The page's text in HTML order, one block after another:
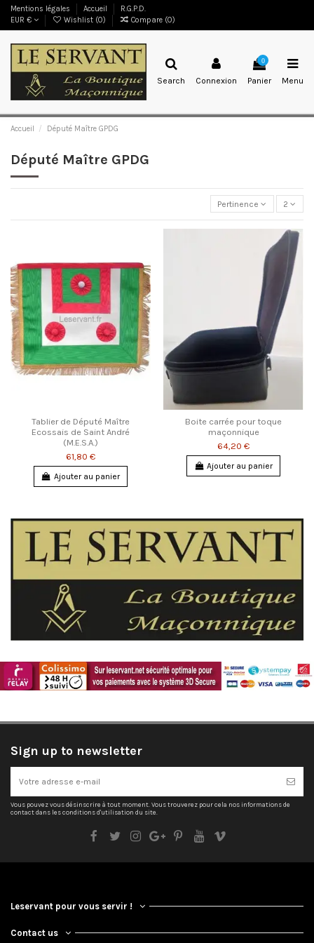
Mentions légales Accueil
R.G.P.D.
EUR €
Wishlist (0) Compare (0)
Search Connexion
0
Panier Menu
Accueil Député Maître GPDG
Député Maître GPDG
Pertinence 2
Tablier de Député Maître
Ecossais de Saint André
(M.E.S.A.)
61,80 €
Ajouter au panier
Boite carrée pour toque
maçonnique
64,20 €
Ajouter au panier
Sign up to newsletter
Vous pouvez vous désinscrire à tout moment. Vous trouverez pour cela nos informations de
contact dans les conditions d'utilisation du site.
Leservant pour vous servir !
Contact us